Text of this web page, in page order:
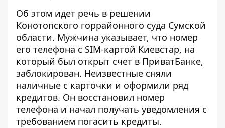
Об этом идет речь в решении
Конотопского горрайонного суда Сумской
области. Мужчина указывает, что номер
его телефона с SIM-картой Киевстар, на
который был открыт счет в ПриватБанке,
заблокирован. Неизвестные сняли
наличные с карточки и оформили ряд
кредитов. Он восстановил номер
телефона и начал получать уведомления с
требованием погасить кредиты.